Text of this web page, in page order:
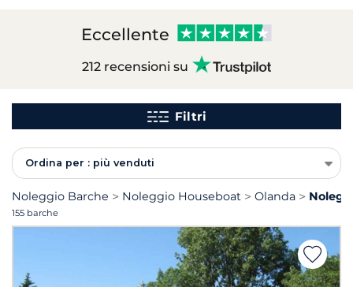
Eccellente
212 recensioni su
Filtri
Ordina per : più venduti
Noleggio Barche Noleggio Houseboat Olanda
155 barche